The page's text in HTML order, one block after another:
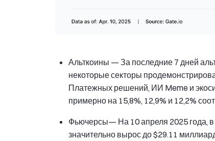
Альткоины — За последние 7 дней
некоторые секторы
Платежных решений, ИИ Meme и
примерно на 15,8%, 12,9% и 12,2%
Фьючерсы— На 10 апреля 2025 года,
значительно вырос до $29.11